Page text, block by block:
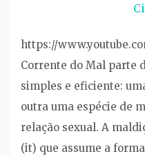
https://
Corrente do Mal parte
simples e eficiente:
outra uma espécie de
relação sexual. A
(it) que assume a